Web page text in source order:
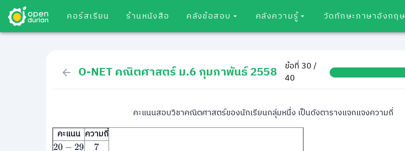
คอร์สเรียน ร้านหนังสือ คลังข้อสอบ คลังความรู้ วัดทักษะภาษาอังกฤษ
O-NET คณิตศาสตร์ ม.6 กุมภาพันธ์ 2558
ข้อที่ 30 /
40
คะแนนสอบวิชาคณิตศาสตร์ของนักเรียนกลุ่มหนึ่ง เป็นดังตารางแจกแจงความถี่
คะแนน ความถี่
20−29
7